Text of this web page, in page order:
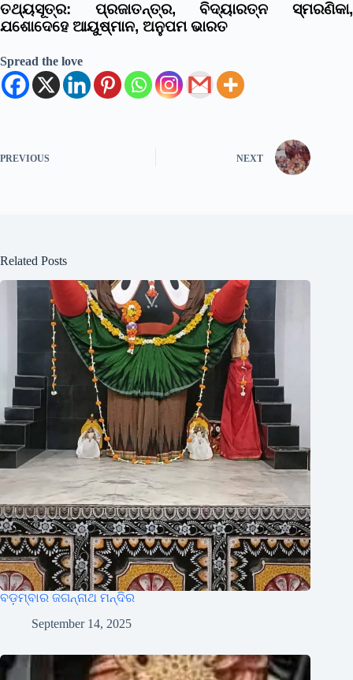
ତଥ୍ୟସୂତ୍ର: ପ୍ରଜାତନ୍ତ୍ର, ବିଦ୍ୟାରତ୍ନ ସ୍ମରଣିକା,
ଯଶୋଦେହେ ଆୟୁଷ୍ମାନ, ଅନୁପମ ଭାରତ
Spread the love
PREVIOUS NEXT
Related Posts
ବଡ଼ମ୍ବାର ଜଗନ୍ନାଥ ମନ୍ଦିର
September 14, 2025